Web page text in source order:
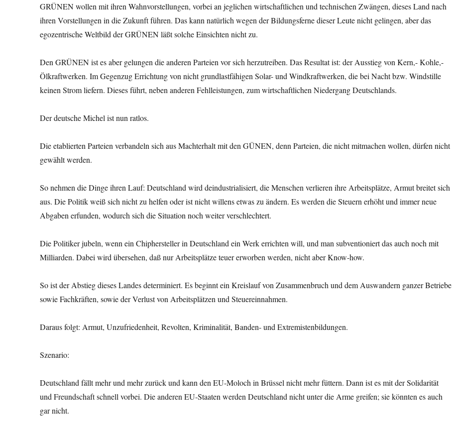
GRÜNEN wollen mit ihren Wahnvorstellungen, vorbei an jeglichen wirtschaftlichen und technischen Zwängen, dieses Land nach
ihren Vorstellungen in die Zukunft führen. Das kann natürlich wegen der Bildungsferne dieser Leute nicht gelingen, aber das
egozentrische Weltbild der GRÜNEN läßt solche Einsichten nicht zu.
Den GRÜNEN ist es aber gelungen die anderen Parteien vor sich herzutreiben. Das Resultat ist: der Ausstieg von Kern,- Kohle,-
Ölkraftwerken. Im Gegenzug Errichtung von nicht grundlastfähigen Solar- und Windkraftwerken, die bei Nacht bzw. Windstille
keinen Strom liefern. Dieses führt, neben anderen Fehlleistungen, zum wirtschaftlichen Niedergang Deutschlands.
Der deutsche Michel ist nun ratlos.
Die etablierten Parteien verbandeln sich aus Machterhalt mit den GÜNEN, denn Parteien, die nicht mitmachen wollen, dürfen nicht
gewählt werden.
So nehmen die Dinge ihren Lauf: Deutschland wird deindustrialisiert, die Menschen verlieren ihre Arbeitsplätze, Armut breitet sich
aus. Die Politik weiß sich nicht zu helfen oder ist nicht willens etwas zu ändern. Es werden die Steuern erhöht und immer neue
Abgaben erfunden, wodurch sich die Situation noch weiter verschlechtert.
Die Politiker jubeln, wenn ein Chiphersteller in Deutschland ein Werk errichten will, und man subventioniert das auch noch mit
Milliarden. Dabei wird übersehen, daß nur Arbeitsplätze teuer erworben werden, nicht aber Know-how.
So ist der Abstieg dieses Landes determiniert. Es beginnt ein Kreislauf von Zusammenbruch und dem Auswandern ganzer Betriebe
sowie Fachkräften, sowie der Verlust von Arbeitsplätzen und Steuereinnahmen.
Daraus folgt: Armut, Unzufriedenheit, Revolten, Kriminalität, Banden- und Extremistenbildungen.
Szenario:
Deutschland fällt mehr und mehr zurück und kann den EU-Moloch in Brüssel nicht mehr füttern. Dann ist es mit der Solidarität
und Freundschaft schnell vorbei. Die anderen EU-Staaten werden Deutschland nicht unter die Arme greifen; sie könnten es auch
gar nicht.